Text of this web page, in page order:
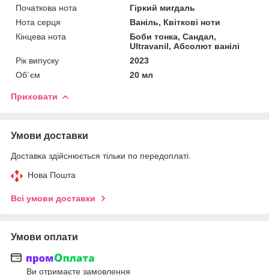
Початкова нота
Гіркий мигдаль
Нота серця
Ваніль, Квіткові ноти
Кінцева нота
Боби тонка, Сандал,
Ultravanil, Абсолют ванілі
Рік випуску
2023
Об`єм
20 мл
Приховати
Умови доставки
Доставка здійснюється тільки по передоплаті.
Нова Пошта
Всі умови доставки
Умови оплати
Ви отримаєте замовлення